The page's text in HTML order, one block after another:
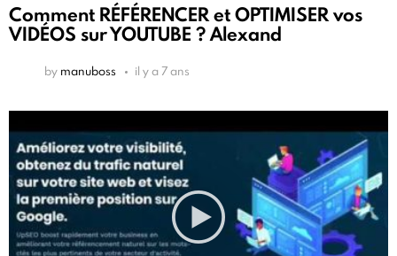
Comment RÉFÉRENCER et OPTIMISER vos
VIDÉOS sur YOUTUBE ? Alexand
by manuboss il y a 7 ans